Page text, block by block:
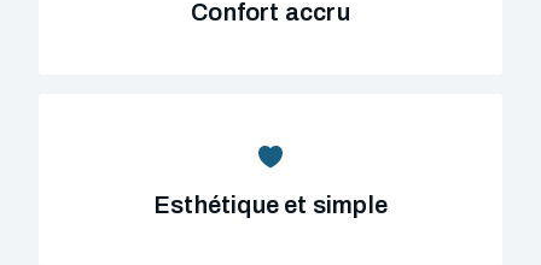
Confort accru
Esthétique et simple